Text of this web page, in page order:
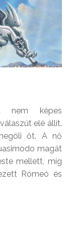
nem képes
elé állít.
őt. A nő
magát
mellett, míg
Rómeó és